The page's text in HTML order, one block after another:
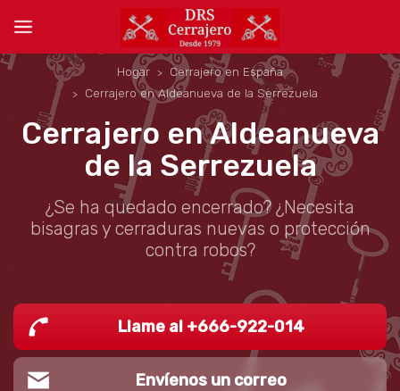
Hogar
Cerrajero en España
Cerrajero en Aldeanueva de la Serrezuela
Cerrajero en Aldeanueva
de la Serrezuela
¿Se ha quedado encerrado? ¿Necesita
bisagras y cerraduras nuevas o protección
contra robos?
Llame al +666-922-014
Envíenos un correo